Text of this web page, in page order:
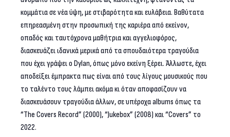
κομμάτια σε νέα ύψη, με στιβαρότητα και ευλάβεια. Βαθύτατα
επηρεασμένη στην προσωπική της καριέρα από εκείνον,
οπαδός και ταυτόχρονα μαθήτρια και αγγελιοφόρος,
διασκευάζει ιδανικά μερικά από τα σπουδαιότερα τραγούδια
που έχει γράψει ο Dylan, όπως μόνο εκείνη ξέρει. Άλλωστε, έχει
αποδείξει έμπρακτα πως είναι από τους λίγους μουσικούς που
το ταλέντο τους λάμπει ακόμα κι όταν αποφασίζουν να
διασκευάσουν τραγούδια άλλων, σε υπέροχα albums όπως τα
“The Covers Record” (2000), “Jukebox” (2008) και “Covers” το
2022.